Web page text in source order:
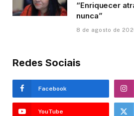
“Enriquecer
nunca”
8 de agosto de
Redes Sociais
Facebook
YouTube